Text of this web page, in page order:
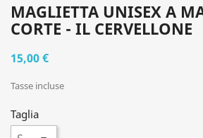
MAGLIETTA UNISEX A
CORTE - IL CERVELLONE
15,00 €
Tasse incluse
Taglia